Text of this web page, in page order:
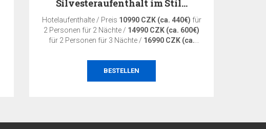
Silvesteraufenthalt im Stil…
Hotelaufenthalte / Preis 10990 CZK (ca. 440€) für
2 Personen für 2 Nächte / 14990 CZK (ca. 600€)
für 2 Personen für 3 Nächte / 16990 CZK (ca.
BESTELLEN